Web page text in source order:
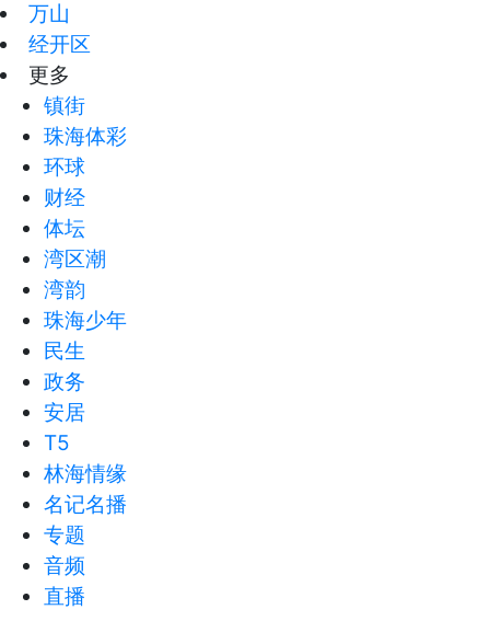
万山
经开区
更多
镇街
珠海体彩
环球
财经
体坛
湾区潮
湾韵
珠海少年
民生
政务
安居
T5
林海情缘
名记名播
专题
音频
直播